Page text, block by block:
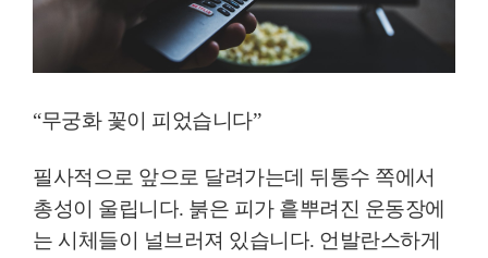
“무궁화 꽃이 피었습니다”
필사적으로 앞으로 달려가는데 뒤통수 쪽에서
총성이 울립니다. 붉은 피가 흩뿌려진 운동장에
는 시체들이 널브러져 있습니다. 언발란스하게